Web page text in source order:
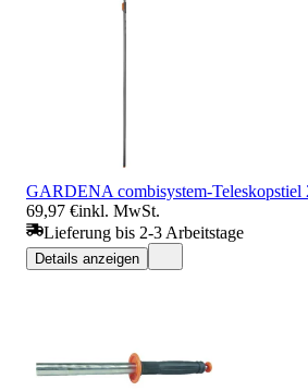
GARDENA combisystem-Teleskopstiel
69,97 €inkl. MwSt.
Lieferung bis 2-3 Arbeitstage
Details anzeigen